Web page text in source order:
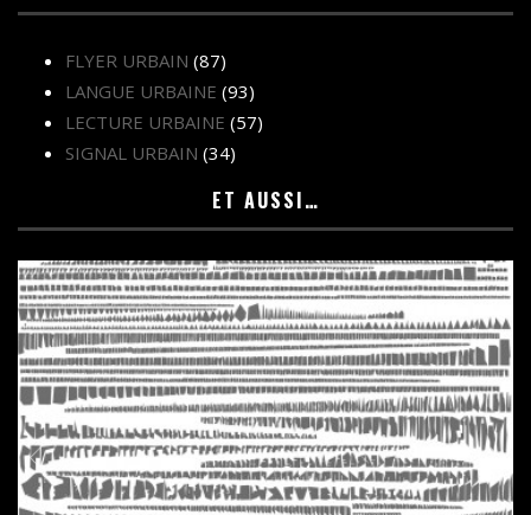
FLYER URBAIN (87)
LANGUE URBAINE (93)
LECTURE URBAINE (57)
SIGNAL URBAIN (34)
ET AUSSI…